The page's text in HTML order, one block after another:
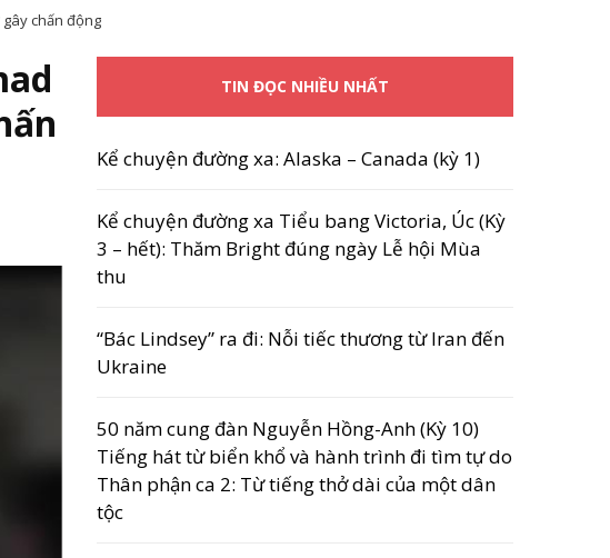
chấn động
TIN ĐỌC NHIỀU NHẤT
Kể chuyện đường xa: Alaska – Canada (kỳ 1)
Kể chuyện đường xa Tiểu bang Victoria, Úc (Kỳ
3 – hết): Thăm Bright đúng ngày Lễ hội Mùa
thu
“Bác Lindsey” ra đi: Nỗi tiếc thương từ Iran đến
Ukraine
50 năm cung đàn Nguyễn Hồng-Anh (Kỳ 10)
Tiếng hát từ biển khổ và hành trình đi tìm tự do
Thân phận ca 2: Từ tiếng thở dài của một dân
tộc